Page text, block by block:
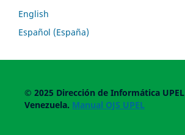
English
Español (España)
© 2025 Dirección de Informática UPEL
Venezuela. Manual OJS UPEL